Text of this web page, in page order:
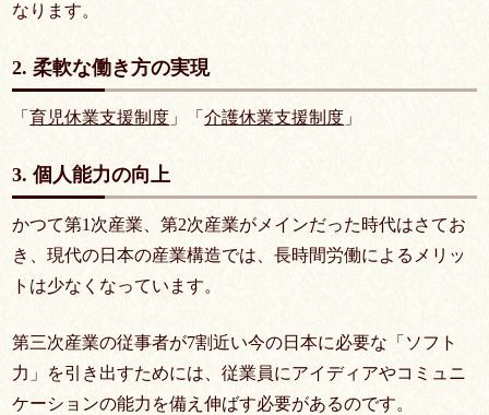
なります。
2. 柔軟な働き方の実現
「育児休業支援制度 」「介護休業支援制度 」
3. 個人能力の向上
かつて第1次産業、第2次産業がメインだった時代はさてお
き、現代の日本の産業構造では、長時間労働によるメリッ
トは少なくなっています。
第三次産業の従事者が7割近い今の日本に必要な「ソフト
力」を引き出すためには、従業員にアイディアやコミュニ
ケーションの能力を備え伸ばす必要があるのです。